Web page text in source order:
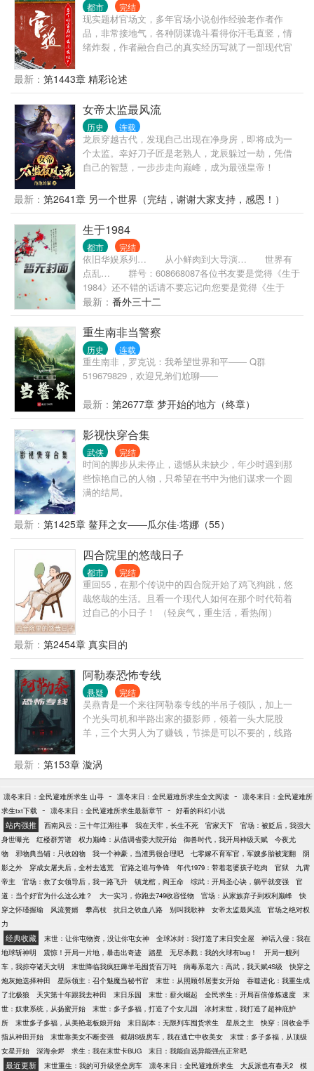
都市 完结
现实题材官场文，多年官场小说创作经验老作者作
品，非常接地气，各种阴谋诡斗看得你汗毛直竖，情
绪炸裂，作者融合自己的真实经历写就了一部现代官
灌顶的政治智慧，绝对值得一读。 人生就是一场修
行，你得找到自己的道，升迁有道，自能平步青云，
段一凡历经官场沉浮，终于找到自己的升迁之道，走
上人生巅峰。一刀出品，必属精品。
最新： 第1443章 精彩论述
女帝太监最风流
历史 连载
龙辰穿越古代，发现自己出现在净身房，即将成为一
个太监。幸好刀子匠是老熟人，龙辰躲过一劫，凭借
自己的智慧，一步步走向巅峰，成为最强皇帝！
最新： 第2641章 另一个世界（完结，谢谢大家支持，感恩！）
生于1984
都市 完结
依旧华娱系列… 从小鲜肉到大导演… 世界有
点乱… 群号：608668087各位书友要是觉得《生于
1984》还不错的话请不要忘记向您要是觉得《生于
1984》还不错的话请不要忘记向您>
最新： 番外三十二
重生南非当警察
历史 连载
重生南非，罗克说：我希望世界和平—— Q群
519679829，欢迎兄弟们尬聊——
最新： 第2677章 梦开始的地方（终章）
影视快穿合集
武侠 完结
时间的脚步从未停止，遗憾从未缺少，年少时遇到那
些惊艳自己的人物，只希望在书中为他们谋求一个圆
满的结局。
最新： 第1425章 鳌拜之女——瓜尔佳·塔娜（55）
四合院里的悠哉日子
都市 完结
重回55，在那个传说中的四合院开始了鸡飞狗跳，悠
哉悠哉的生活。且看一个现代人如何在那个时代苟着
过自己的小日子！ （轻戾气，重生活，看热闹）
最新： 第2454章 真实目的
阿勒泰恐怖专线
悬疑 完结
吴燕青是一个来往阿勒泰专线的半吊子领队，加上一
个光头司机和半路出家的摄影师，领着一头大屁股
羊，三个大男人为了赚钱，节操是可以不要的，线路
有：可可托海深山中的悬尸巨树、矿脉地下的诡异生
物、哈巴河的无名鬼庙…… 某些人表面上是专业旅行
人听说过那家只有三个人的旅行社没？据说去哪儿哪
儿死人，人送外号‘阿勒泰恐怖专线’！”
最新： 第153章 漩涡
凛冬末日：全民避难所求生 山寻 - 凛冬末日：全民避难所求生全文阅读 - 凛冬末日：全民避难所
求生txt下载 - 凛冬末日：全民避难所求生最新章节 - 好看的科幻小说
站内强推 西南风云：三十年江湖往事 我在天牢，长生不死 官家天下
官场：被贬后，我强大
身世曝光
红楼群芳谱 权力巅峰：从借调省委大院开始 御兽时代，我开局神级天赋
今夜尤
物
邪物典当铺：只收凶物 我一个神豪，当渣男很合理吧 七零嫁不育军官，军嫂多胎被宠翻
阴
影之外
穿成女屠夫后，全村去逃荒 官路之谁与争锋 年代1979：带着老婆孩子吃肉 官狱
九霄
帝主
官场：救了女领导后，我一路飞升 镇龙棺，阎王命 综武：开局圣心诀，躺平就变强
官
道：当个好官为什么这么难？
大一实习，你跑去749收容怪物 官场：从家族弃子到权利巅峰
快
穿之怀瑾握瑜
风流赘婿 攀高枝 抗日之铁血八路 别叫我歌神 女帝太监最风流
官场之绝对权
力
经典收藏 末世：让你屯物资，没让你屯女神 全球冰封：我打造了末日安全屋
神话入侵：我在
地球斩神明
震惊！开局一片地，暴击出奇迹 踏星 无尽杀戮：我的火球有bug！
开局一艘列
车，我掠夺诸天文明
末世降临我疯狂薅羊毛囤货百万吨 病毒系老六：高武，我天赋4S级
快穿之
炮灰她选择种田
星际领主：召个魅魔当秘书官 末世：从照顾邻居妻女开始
吞噬进化：我重生成
了北极狼
天灾第十年跟我去种田 末日乐园 末世：薪火崛起 全民求生：开局百倍修炼速度
末
世：奴隶系统，从扬蜜开始
末世：多子多福，打造了个女儿国
冰封末世，我打造了超神庇护
所
末世多子多福，从美艳老板娘开始 末日副本：无限列车囤货求生 星辰之主
快穿：回收金手
指从种田开始
末世靠美女不断变强 截胡S级房车，我在逃亡中收美女
末世：多子多福，从顶级
女星开始
深海余烬 求生：我在末世卡BUG 末日：我能自选异能强点正常吧
最近更新 末世重生：我的可升级堡垒房车 凛冬末日：全民避难所求生 大反派也有春天2 模